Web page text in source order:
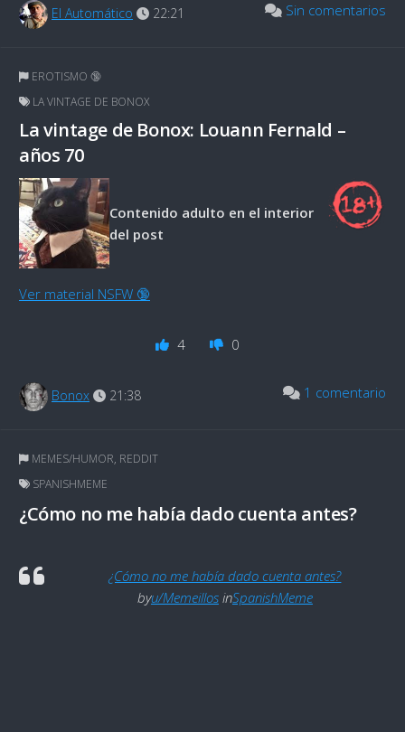
El Automático 22:21 Sin comentarios
EROTISMO 🔞
LA VINTAGE DE BONOX
La vintage de Bonox: Louann Fernald –
años 70
Contenido adulto en el interior
del post
Ver material NSFW 🔞
4 0
Bonox 21:38 1 comentario
MEMES/HUMOR, REDDIT
SPANISHMEME
¿Cómo no me había dado cuenta antes?
¿Cómo no me había dado cuenta antes?
byu/MemeillosinSpanishMeme